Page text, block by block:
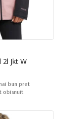
2l Jkt W
bun pret
obisnuit